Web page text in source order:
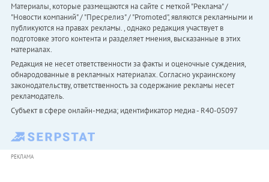
Материалы, которые размещаются на сайте с меткой "Реклама" /
"Новости компаний" / "Пресрелиз" / "Promoted", являются рекламными и
публикуются на правах рекламы. , однако редакция участвует в
подготовке этого контента и разделяет мнения, высказанные в этих
материалах.
Редакция не несет ответственности за факты и оценочные суждения,
обнародованные в рекламных материалах. Согласно украинскому
законодательству, ответственность за содержание рекламы несет
рекламодатель.
Субъект в сфере онлайн-медиа; идентификатор медиа - R40-05097
РЕКЛАМА